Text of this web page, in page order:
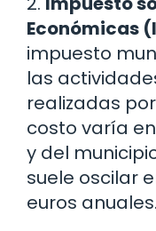
Económicas
impuesto
las
realizadas
costo varía
y del
suele oscilar
euros anuales.